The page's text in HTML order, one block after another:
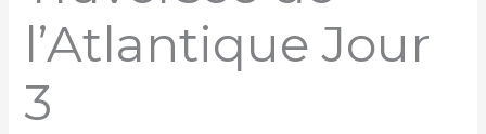
l’Atlantique Jour
3